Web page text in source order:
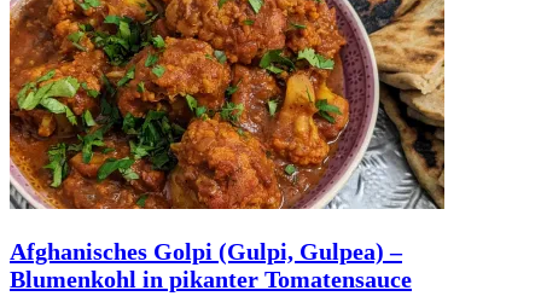
Afghanisches Golpi (Gulpi, Gulpea) –
Blumenkohl in pikanter Tomatensauce